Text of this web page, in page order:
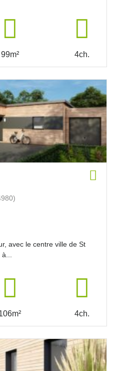
99m² 4ch.
avec le centre ville de St
4ch.